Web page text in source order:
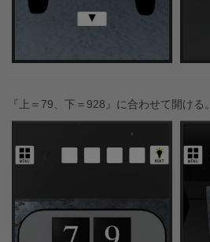
『上＝79、下＝928』に合わせて開ける。